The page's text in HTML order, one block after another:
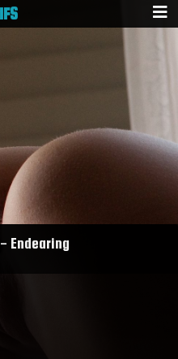
Endearing